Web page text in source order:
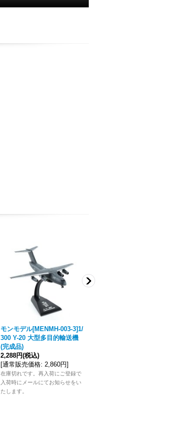
モンモデル[MENMH-003-3]1/
300 Y-20 大型多目的輸送機
(完成品)
2,288円(税込)
[通常販売価格: 2,860円]
在庫切れです。再入荷にご登録で
入荷時にメールにてお知らせをい
たします。